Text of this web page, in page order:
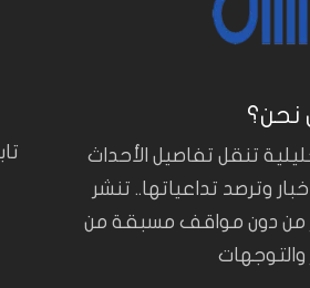
نحن؟
تنقل تفاصيل الأحداث
وترصد تداعياتها.. تنشر
من دون مواقف مسبقة من
والتوجهات